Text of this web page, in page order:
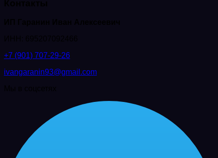
+7 (901) 707-29-26
ivangaranin93@gmail.com